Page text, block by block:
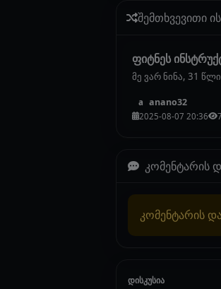
შემთხვევითი
ფიტნეს
მე ვარ ნინა, 31
a anano32
2025-08-07 20:36
კომენტარის
კომენტარის
დისკუსია